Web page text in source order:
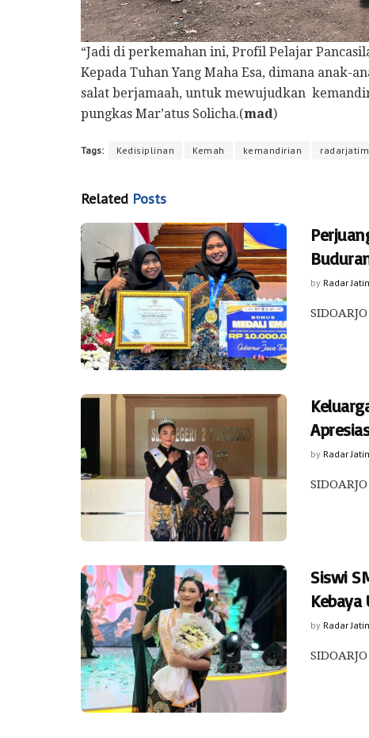
“Jadi di perkemahan ini, Profil Pelajar
Kepada Tuhan Yang Maha Esa, dimana anak-
salat berjamaah, untuk mewujudkan
pungkas Mar’atus Solicha.(mad)
Tags: Kedisiplinan Kemah kemandirian
Related Posts
by Radar
by Radar
Siswi
by Radar